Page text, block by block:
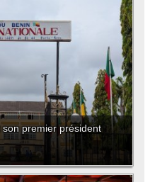
premier président